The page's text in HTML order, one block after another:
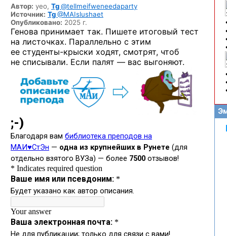
Автор: yeo, Tg@tellmeifweneedaparty
Источник: Tg@MAIslushaet
Опубликовано: 2025 г.
Генова принимает так. Пишете итоговый тест
на листочках. Параллельно с этим
ее студенты-крыски ходят, смотрят, чтоб
не списывали. Если палят — вас выгоняют.